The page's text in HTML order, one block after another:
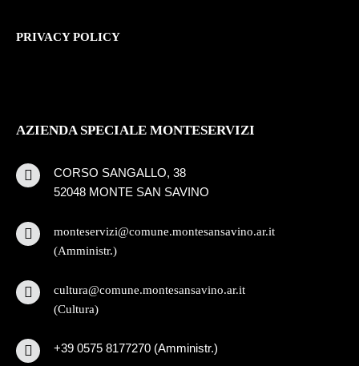
PRIVACY POLICY
AZIENDA SPECIALE MONTESERVIZI
CORSO SANGALLO, 38
52048 MONTE SAN SAVINO
monteservizi@comune.montesansavino.ar.it
(Amministr.)
cultura@comune.montesansavino.ar.it
(Cultura)
+39 0575 8177270 (Amministr.)